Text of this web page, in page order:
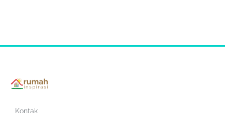
Kontak